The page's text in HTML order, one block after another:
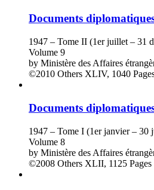
Documents
1947 – Tome II (1er juillet – 31
Volume 9
by Ministère des Affaires
©2010 Others XLIV, 1040
Documents
1947 – Tome I (1er janvier – 30
Volume 8
by Ministère des Affaires
©2008 Others XLII, 1125 Pages